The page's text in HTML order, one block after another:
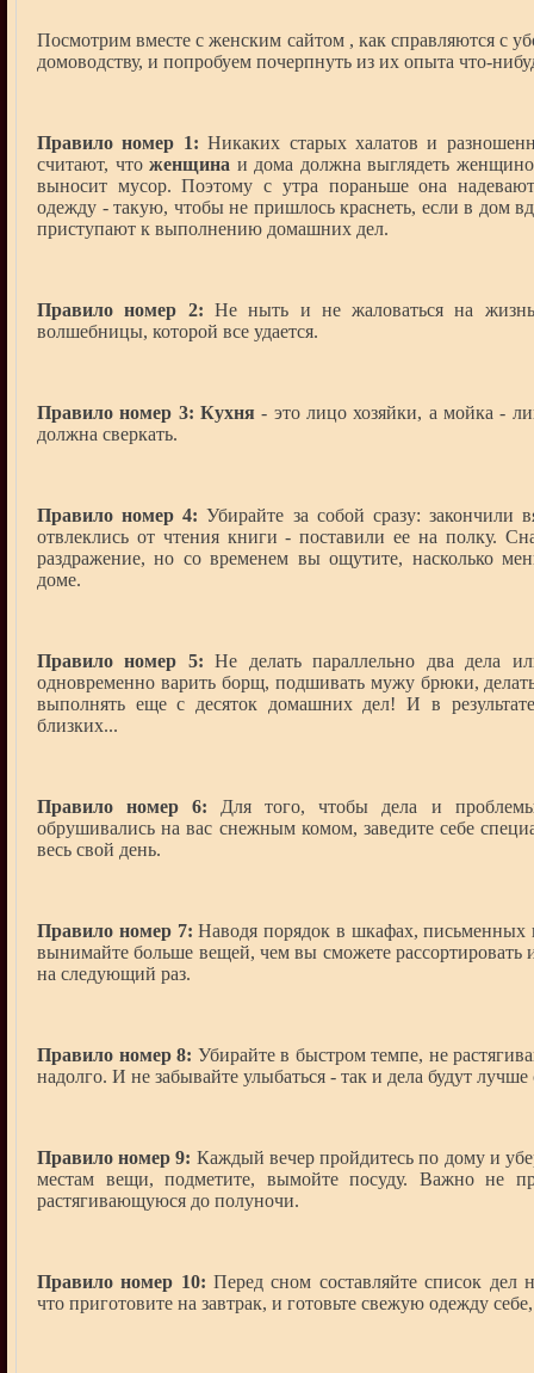
Посмотрим вместе с женским сайтом , как справляются с
домоводству, и попробуем почерпнуть из их опыта что-
Правило номер 1: Никаких старых халатов и
считают, чтоженщина и дома должна выглядеть
выносит мусор. Поэтому с утра пораньше она
одежду - такую, чтобы не пришлось краснеть, если в дом
приступают к выполнению домашних дел.
Правило номер 2: Не ныть и не жаловаться на
волшебницы, которой все удается.
Правило номер 3: Кухня - это лицо хозяйки, а мойка -
должна сверкать.
Правило номер 4: Убирайте за собой сразу:
отвлеклись от чтения книги - поставили ее на полку.
раздражение, но со временем вы ощутите, насколько
доме.
Правило номер 5: Не делать параллельно два дела
одновременно варить борщ, подшивать мужу брюки,
выполнять еще с десяток домашних дел! И в
близких...
Правило номер 6: Для того, чтобы дела и
обрушивались на вас снежным комом, заведите себе
весь свой день.
Правило номер 7: Наводя порядок в шкафах, письменных
вынимайте больше вещей, чем вы сможете рассортировать
на следующий раз.
Правило номер 8: Убирайте в быстром темпе, не
надолго. И не забывайте улыбаться - так и дела будут
Правило номер 9: Каждый вечер пройдитесь по дому и
местам вещи, подметите, вымойте посуду. Важно не
растягивающуюся до полуночи.
Правило номер 10: Перед сном составляйте список
что приготовите на завтрак, и готовьте свежую одежду